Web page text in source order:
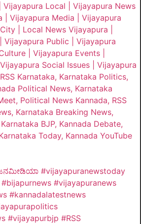
Local | Vijayapura News
| Vijayapura Media | Vijayapura
| Local News Vijayapura |
Vijayapura Public | Vijayapura
| Vijayapura Events |
Social Issues | Vijayapura
Karnataka, Karnataka Politics,
Political News, Karnataka
Political News Kannada, RSS
Karnataka Breaking News,
BJP, Kannada Debate,
Today, Kannada YouTube
#vijayapuranewstoday
#vijayapuranews
#kannadalatestnews
#vijayapurbjp #RSS